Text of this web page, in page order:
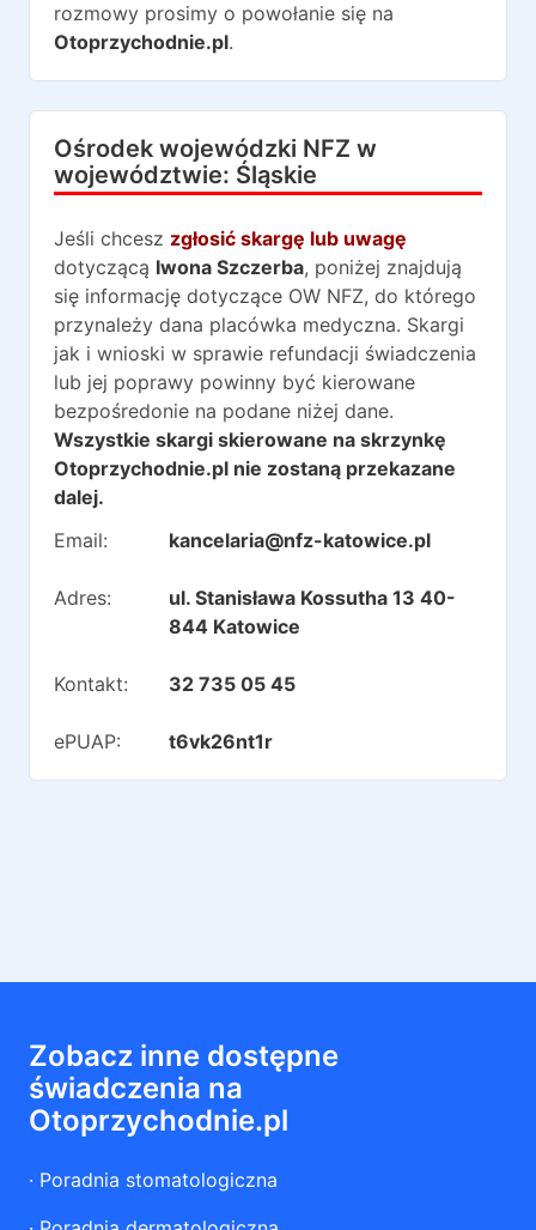
rozmowy prosimy o powołanie się na
Otoprzychodnie.pl.
Ośrodek wojewódzki NFZ w
województwie: Śląskie
Jeśli chcesz zgłosić skargę lub uwagę
dotyczącą Iwona Szczerba, poniżej znajdują
się informację dotyczące OW NFZ, do którego
przynależy dana placówka medyczna. Skargi
jak i wnioski w sprawie refundacji świadczenia
lub jej poprawy powinny być kierowane
bezpośredonie na podane niżej dane.
Wszystkie skargi skierowane na skrzynkę
Otoprzychodnie.pl nie zostaną przekazane
dalej.
Email:
kancelaria@nfz-katowice.pl
Adres:
ul. Stanisława Kossutha 13 40-
844 Katowice
Kontakt: 32 735 05 45
ePUAP: t6vk26nt1r
Zobacz inne dostępne
świadczenia na
Otoprzychodnie.pl
· Poradnia stomatologiczna